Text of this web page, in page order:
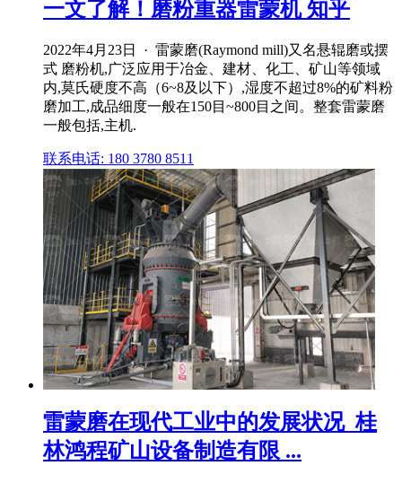
一文了解！磨粉重器雷蒙机 知乎
2022年4月23日 · 雷蒙磨(Raymond mill)又名悬辊磨或摆
式 磨粉机,广泛应用于冶金、建材、化工、矿山等领域
内,莫氏硬度不高（6~8及以下）,湿度不超过8%的矿料粉
磨加工,成品细度一般在150目~800目之间。整套雷蒙磨
一般包括,主机.
联系电话: 180 3780 8511
雷蒙磨在现代工业中的发展状况_桂
林鸿程矿山设备制造有限 ...